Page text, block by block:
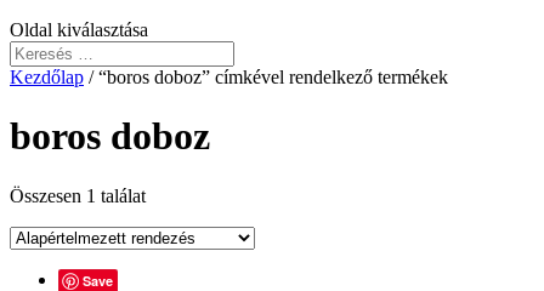
Oldal kiválasztása
Kezdőlap / “boros doboz” címkével rendelkező termékek
boros doboz
Összesen 1 találat
Save